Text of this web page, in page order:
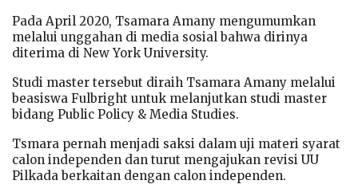
Pada April 2020, Tsamara Amany mengumumkan
melalui unggahan di media sosial bahwa dirinya
diterima di New York University.
Studi master tersebut diraih Tsamara Amany melalui
beasiswa Fulbright untuk melanjutkan studi master
bidang Public Policy & Media Studies.
Tsmara pernah menjadi saksi dalam uji materi syarat
calon independen dan turut mengajukan revisi UU
Pilkada berkaitan dengan calon independen.